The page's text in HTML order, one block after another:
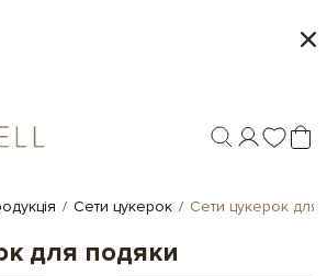
Сети цукерок Сети цукерок для
для подяки